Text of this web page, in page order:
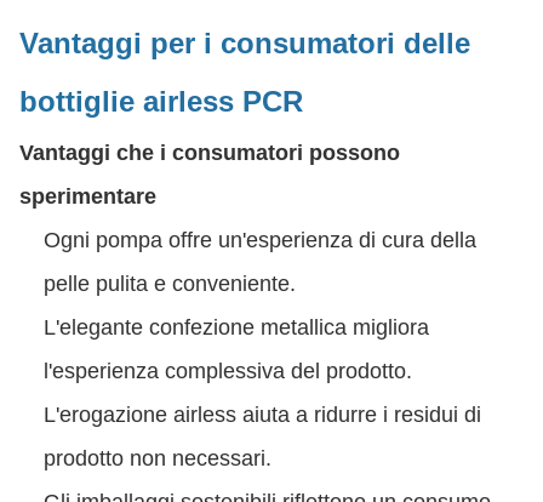
Vantaggi per i consumatori delle
bottiglie airless PCR
Vantaggi che i consumatori possono
sperimentare
Ogni pompa offre un'esperienza di cura della
pelle pulita e conveniente.
L'elegante confezione metallica migliora
l'esperienza complessiva del prodotto.
L'erogazione airless aiuta a ridurre i residui di
prodotto non necessari.